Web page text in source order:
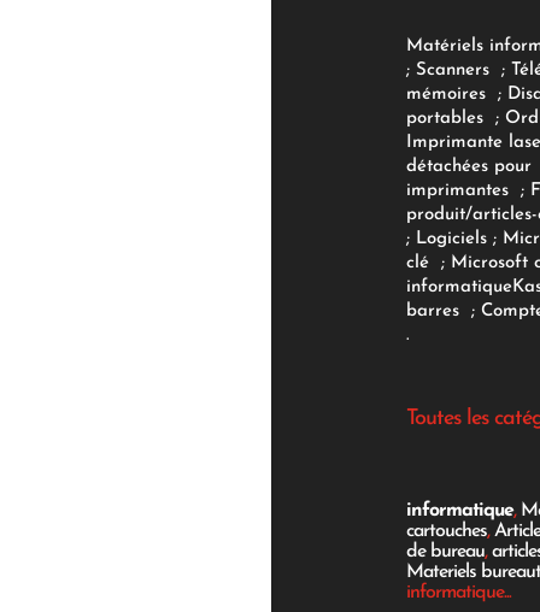
Matériels
; Scanners ;
mémoires
;
portables
;
Imprimante
détachées pour
imprimantes
; F
produit/
; Logiciels ;
clé; Microsoft
informatique
barres
;
.
Toutes les
informatique,
cartouches,
de bureau,
Materiels
informatique...